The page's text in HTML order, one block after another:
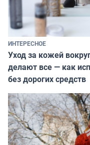
ИНТЕРЕСНОЕ
Уход за кожей
делают все — как
без дорогих средств